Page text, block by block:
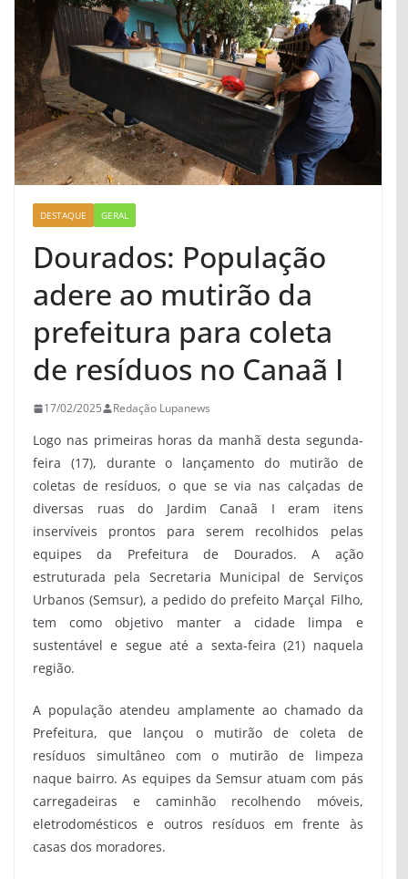
DESTAQUE GERAL
Dourados: População
adere ao mutirão da
prefeitura para coleta
de resíduos no Canaã I
17/02/2025 Redação Lupanews
Logo nas primeiras horas da manhã desta segunda-
feira (17), durante o lançamento do mutirão de
coletas de resíduos, o que se via nas calçadas de
diversas ruas do Jardim Canaã I eram itens
inservíveis prontos para serem recolhidos pelas
equipes da Prefeitura de Dourados. A ação
estruturada pela Secretaria Municipal de Serviços
Urbanos (Semsur), a pedido do prefeito Marçal Filho,
tem como objetivo manter a cidade limpa e
sustentável e segue até a sexta-feira (21) naquela
região.
A população atendeu amplamente ao chamado da
Prefeitura, que lançou o mutirão de coleta de
resíduos simultâneo com o mutirão de limpeza
naque bairro. As equipes da Semsur atuam com pás
carregadeiras e caminhão recolhendo móveis,
eletrodomésticos e outros resíduos em frente às
casas dos moradores.